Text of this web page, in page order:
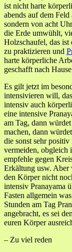
ist nicht harte
abends auf dem
sondern von acht
die Erde umwühlt,
Holzschaufel, das ist
zu praktizieren und
harte körperliche
geschafft nach
Es gilt jetzt im
intensivieren will,
intensiv auch
eine intensive
am Tag, dann
machen, dann
die sonst sehr
vermeiden, obgleich
empfehle gegen
Erkältung usw. Aber
den Körper nicht
intensiv Pranayama
Fasten allgemein
Stunden am Tag
angebracht, es sei
euren Körper
– Zu viel reden